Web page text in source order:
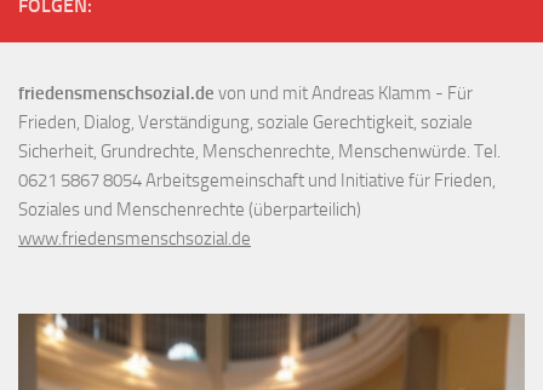
FOLGEN:
friedensmenschsozial.de von und mit Andreas Klamm - Für
Frieden, Dialog, Verständigung, soziale Gerechtigkeit, soziale
Sicherheit, Grundrechte, Menschenrechte, Menschenwürde. Tel.
0621 5867 8054 Arbeitsgemeinschaft und Initiative für Frieden,
Soziales und Menschenrechte (überparteilich)
www.friedensmenschsozial.de